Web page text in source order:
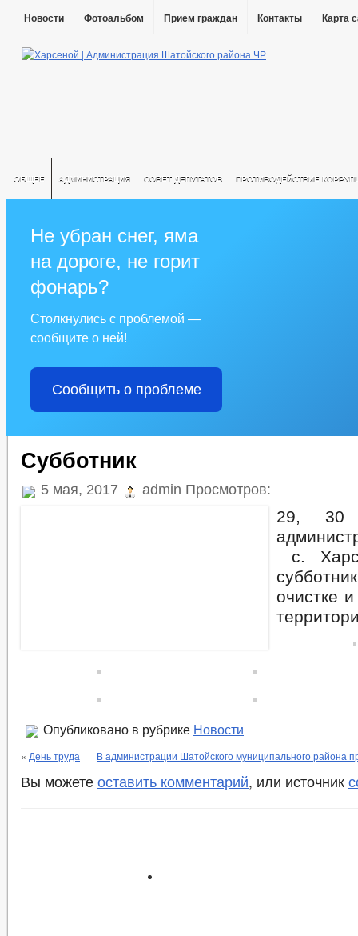
Новости Фотоальбом Прием граждан Контакты Карта
ОБЩЕЕ АДМИНИСТРАЦИЯ СОВЕТ ДЕПУТАТОВ ПРОТИВОДЕЙСТВИЕ
Не убран снег, яма
на дороге, не горит
фонарь?
Столкнулись с проблемой —
сообщите о ней!
Сообщить о проблеме
Субботник
5 мая, 2017 admin Просмотров:
29, 30
с.
очистке и
Опубликовано в рубрике Новости
« День труда В администрации Шатойского муниципального района
Вы можете оставить комментарий, или источник